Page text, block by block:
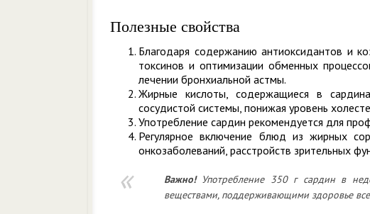
Полезные свойства
Благодаря содержанию антиоксидантов и
токсинов и оптимизации обменных
лечении бронхиальной астмы.
Жирные кислоты, содержащиеся в
сосудистой системы, понижая уровень
Употребление сардин рекомендуется для
Регулярное включение блюд из жирных
онкозаболеваний, расстройств зрительных
Важно!Употребление 350 г сардин в
веществами, поддерживающими здоровье